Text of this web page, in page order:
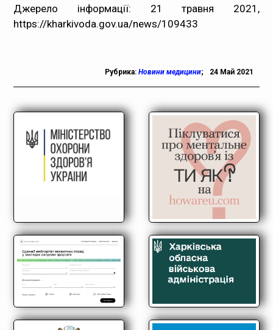
Джерело інформації: 21 травня 2021,
https://kharkivoda.gov.ua/news/109433
Рубрика: Новини медицини; 24 Май 2021